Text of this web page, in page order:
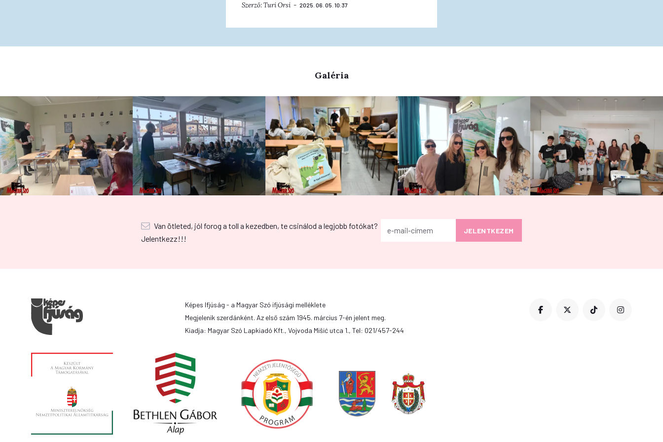
Szerző:Turi Orsi 2025. 06. 05. 10:37
Galéria
Van ötleted, jól forog a toll a kezedben, te csinálod a legjobb fotókat?
Jelentkezz!!!
Képes Ifjúság - a Magyar Szó ifjúsági melléklete
Megjelenik szerdánként. Az első szám 1945. március 7-én jelent meg.
Kiadja: Magyar Szó Lapkiadó Kft., Vojvoda Mišić utca 1., Tel: 021/457-244